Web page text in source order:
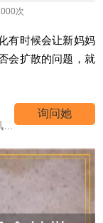
次
有时候会让新妈妈
会扩散的问题，就
询问她